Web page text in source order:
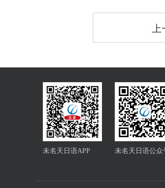
未名天日语APP 未名天日语公众